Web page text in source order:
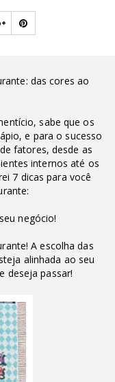
das cores ao
sabe que os
e para o sucesso
fatores, desde as
internos até os
7 dicas para você
negócio!
A escolha das
alinhada ao seu
deseja passar!